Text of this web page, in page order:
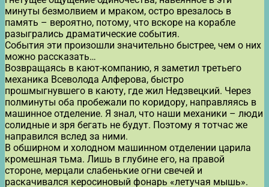
минуты безмолвием и мраком, остро врезалось в
память – вероятно, потому, что вскоре на корабле
разыгрались драматические события.
События эти произошли значительно быстрее, чем о них
можно рассказать…
Возвращаясь в кают-компанию, я заметил третьего
механика Всеволода Алферова, быстро
прошмыгнувшего в каюту, где жил Недзвецкий. Через
полминуты оба пробежали по коридору, направляясь в
машинное отделение. Я знал, что наши механики – люди
солидные и зря бегать не будут. Поэтому я тотчас же
направился вслед за ними.
В обширном и холодном машинном отделении царила
кромешная тьма. Лишь в глубине его, на правой
стороне, мерцали слабенькие огни свечей и
раскачивался керосиновый фонарь «летучая мышь».